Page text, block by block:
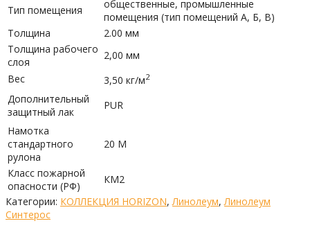
Тип помещения
общественные, промышленные
помещения (тип помещений А, Б, В)
Толщина
2.00 мм
Толщина рабочего
слоя
2,00 мм
Вес
3,50 кг/м2
Дополнительный
защитный лак
PUR
Намотка
стандартного
рулона
20 М
Класс пожарной
опасности (РФ)
КМ2
Категории: КОЛЛЕКЦИЯ HORIZON, Линолеум, Линолеум
Синтерос